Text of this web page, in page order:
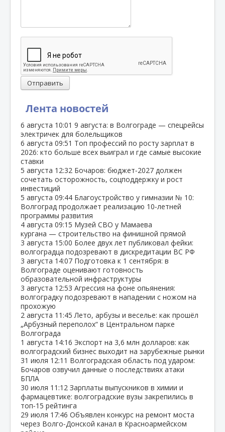
Лента новостей
6 августа 10:01 9 августа: в Волгограде — спецрейсы
электричек для болельщиков
6 августа 09:51 Топ профессий по росту зарплат в
2026: кто больше всех выиграл и где самые высокие
ставки
5 августа 12:32 Бочаров: бюджет‑2027 должен
сочетать осторожность, соцподдержку и рост
инвестиций
5 августа 09:44 Благоустройство у гимназии № 10:
Волгоград продолжает реализацию 10‑летней
программы развития
4 августа 09:15 Музей СВО у Мамаева
кургана — строительство на финишной прямой
3 августа 15:00 Более двух лет публиковал фейки:
волгоградца подозревают в дискредитации ВС РФ
3 августа 14:07 Подготовка к 1 сентября: в
Волгограде оценивают готовность
образовательной инфраструктуры
3 августа 12:53 Агрессия на фоне опьянения:
волгоградку подозревают в нападении с ножом на
прохожую
2 августа 11:45 Лето, арбузы и веселье: как прошёл
„Арбузный переполох“ в Центральном парке
Волгограда
1 августа 14:16 Экспорт на 3,6 млн долларов: как
волгоградский бизнес выходит на зарубежные рынки
31 июля 12:11 Волгоградская область под ударом:
Бочаров озвучил данные о последствиях атаки
БПЛА
30 июля 11:12 Зарплаты выпускников в химии и
фармацевтике: волгоградские вузы закрепились в
топ‑15 рейтинга
29 июля 17:46 Объявлен конкурс на ремонт моста
через Волго‑Донской канал в Красноармейском
Отправить